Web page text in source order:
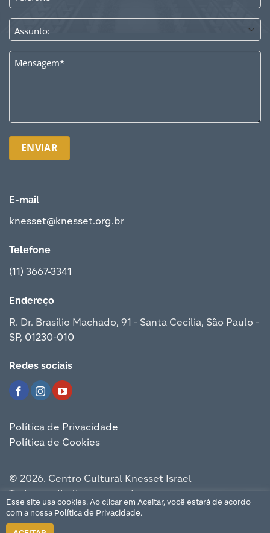
*
ASSUNTO
*
MENSAGEM
E-mail
knesset@knesset.org.br
Telefone
(11) 3667-3341
Endereço
R. Dr. Brasílio Machado, 91 - Santa Cecília, São Paulo -
SP, 01230-010
Redes sociais
© 2026. Centro Cultural Knesset Israel
Todos os direitos reservados.
Desenvolvido por Digital Bees
Política de Privacidade
Política de Cookies
Esse site usa cookies. Ao clicar em Aceitar, você estará de acordo
com a nossa Política de Privacidade.